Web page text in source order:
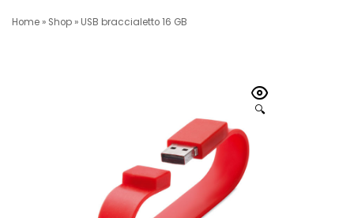
Home » Shop » USB braccialetto 16 GB
🔍